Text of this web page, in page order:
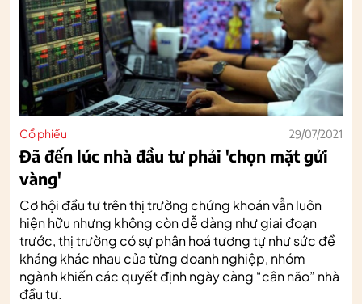
Cổ phiếu 29/07/2021
Đã đến lúc nhà đầu tư phải 'chọn mặt gửi
vàng'
Cơ hội đầu tư trên thị trường chứng khoán vẫn luôn
hiện hữu nhưng không còn dễ dàng như giai đoạn
trước, thị trường có sự phân hoá tương tự như sức đề
kháng khác nhau của từng doanh nghiệp, nhóm
ngành khiến các quyết định ngày càng “cân não” nhà
đầu tư.